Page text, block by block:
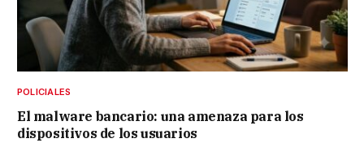
POLICIALES
El malware bancario: una amenaza para los
dispositivos de los usuarios